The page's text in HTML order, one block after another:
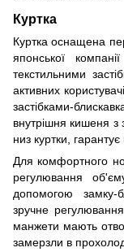
Куртка
Куртка оснащена
японської
текстильними
активних
застібками-
внутрішня кишеня з
низ куртки,
Для комфортного
регулювання
допомогою замку-
зручне
манжети мають
замерзли в